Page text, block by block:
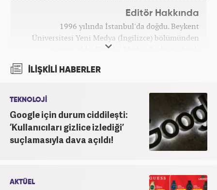
Editör Hakkında
1996 yılında İstanbul'da doğdu. Beykent
Üniversitesi Yeni Medya (İngilizce) bölümünden
mezun oldu. Kanal 7 Medya Grubu'na bağlı
İLİŞKİLİ HABERLER
TEKNOLOJİ
Google için durum ciddileşti:
‘Kullanıcıları gizlice izlediği’
suçlamasıyla dava açıldı!
AKTÜEL